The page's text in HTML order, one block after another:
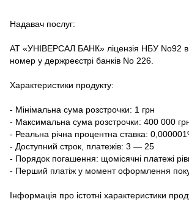
Надавач послуг:
АТ «УНІВЕРСАЛ БАНК» ліцензія НБУ No92
номер у держреєстрі банків No 226.
Характеристики продукту:
- Мінімальна сума розстрочки: 1 грн
- Максимальна сума розстрочки: 400 000
- Реальна річна процентна ставка:
- Доступний строк, платежів: 3 — 25
- Порядок погашення: щомісячні платежі
- Перший платіж у момент оформлення
Інформація про істотні характеристики